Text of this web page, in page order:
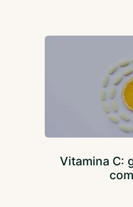
Vitamina C: